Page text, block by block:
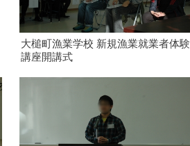
大槌町漁業学校 新規漁業就業者体験
講座開講式